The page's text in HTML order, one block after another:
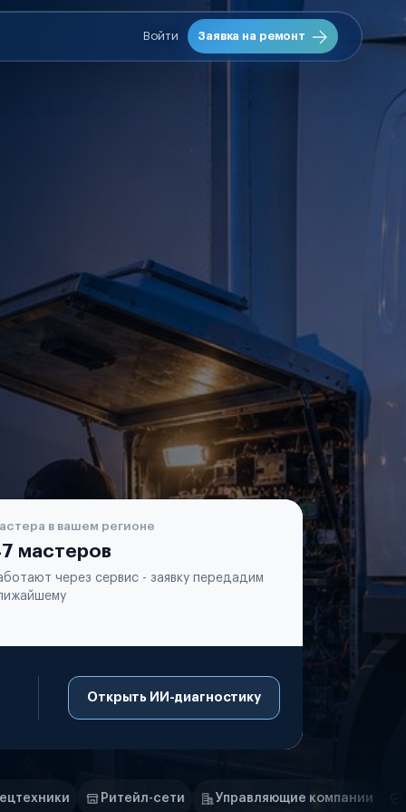
Войти Заявка на ремонт
в вашем регионе
мастеров
через сервис - заявку передадим
Открыть ИИ-диагностику
Управляющие компании Страховые компании